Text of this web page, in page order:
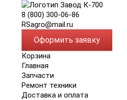
8 (800) 300-06-86
RSagro@mail.ru
Оформить заявку
Корзина
Главная
Запчасти
Ремонт техники
Доставка и оплата